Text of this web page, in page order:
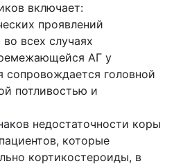
включает:
проявлений
всех случаях
АГ у
сопровождается головной
потливостью и
недостаточности коры
которые
кортикостероиды, в